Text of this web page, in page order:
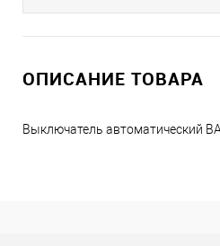
ОПИСАНИЕ ТОВАРА
Выключатель автоматический